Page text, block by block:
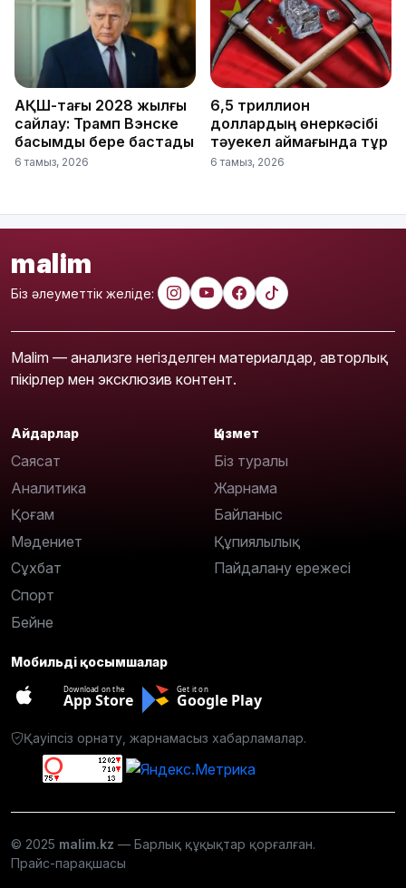
АҚШ-тағы 2028 жылғы
сайлау: Трамп Вэнске
басымдық бере бастады
6 тамыз, 2026
6,5 триллион
доллардың өнеркәсібі
тәуекел аймағында тұр
6 тамыз, 2026
malim
Біз әлеуметтік желіде:
Malim — анализге негізделген материалдар, авторлық
пікірлер мен эксклюзив контент.
Айдарлар
Саясат
Аналитика
Қоғам
Мәдениет
Сұхбат
Спорт
Бейне
Қызмет
Біз туралы
Жарнама
Байланыс
Құпиялылық
Пайдалану ережесі
Мобильді қосымшалар
Download on the
App Store
Get it on
Google Play
Қауіпсіз орнату, жарнамасыз хабарламалар.
© 2025 malim.kz — Барлық құқықтар қорғалған.
Прайс-парақшасы